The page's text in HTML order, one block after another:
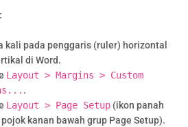
kali pada penggaris (ruler) horizontal
di Word.
Layout > Margins > Custom
.
Layout > Page Setup (ikon panah
kanan bawah grup Page Setup).